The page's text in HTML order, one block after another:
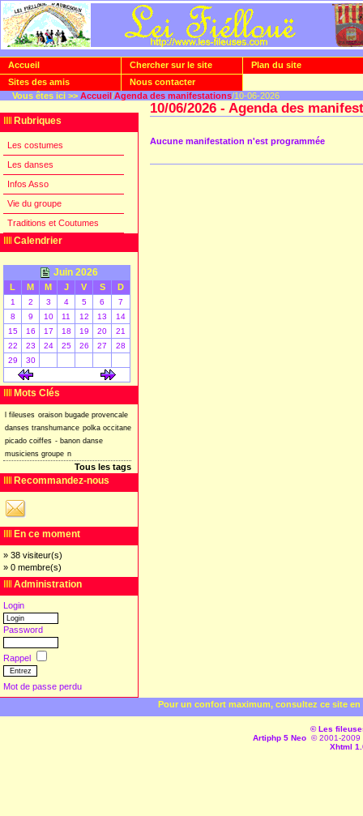
Accueil Chercher sur le site
Plan du site
Sites des amis
Nous contacter
Vous êtes ici >> Accueil/Agenda des manifestations/10-06-2026
Rubriques
Les costumes
Les danses
Infos Asso
Vie du groupe
Traditions et Coutumes
Calendrier
Juin 2026
L M M J V S D
1 2 3 4 5 6
7
8
9 10 11 12 13
14
15
16 17 18 19 20
21
22
23 24 25 26 27
28
29
30
Mots Clés
fileuses oraison bugade provencale
danses transhumance polka occitane
picado coiffes - banon danse
musiciens groupe n
Tous les tags
Recommandez-nous
En ce moment
» 38 visiteur(s)
» 0 membre(s)
Administration
Login
Password
Rappel
Mot de passe perdu
10/06/2026 - Agenda des
Aucune manifestation n'est programmée
Pour un confort maximum, consultez ce site
© Les
Artiphp 5 Neo © 2001-2009
Xhtml